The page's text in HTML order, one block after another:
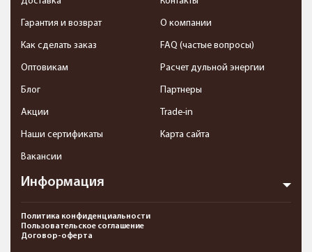
Информация
Гарантия и возврат
Как сделать заказ
Оптовикам
Блог
Акции
Наши сертификаты
Вакансии
О компании
FAQ (частые вопросы)
Расчет дульной энергии
Партнеры
Trade-in
Карта сайта
Политика конфиденциальности
Пользовательское соглашение
Договор-оферта